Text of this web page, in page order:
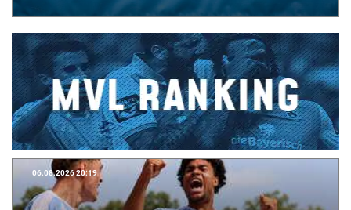
06.08.2026 20:19